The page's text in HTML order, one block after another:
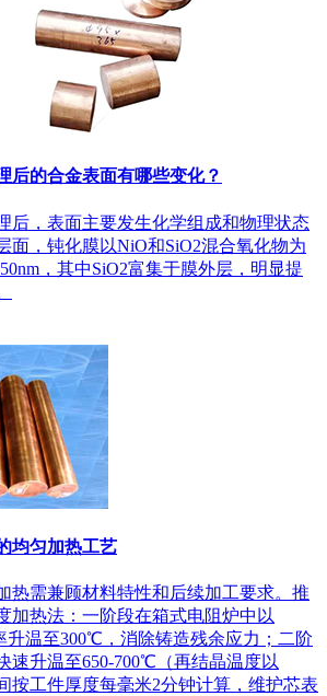
后的合金表面有哪些变化？‌
后，表面主要发生化学组成和物理状态
面，钝化膜以NiO和SiO2混合氧化物为
，其中SiO2富集于膜外层，明显提
均匀加热工艺
热需兼顾材料特性和后续加工要求。推
加热法：一阶段在箱式电阻炉中以
升温至300℃，消除铸造残余应力；二阶
速升温至650-700℃（再结晶温度以
按工件厚度每毫米2分钟计算，维护芯表